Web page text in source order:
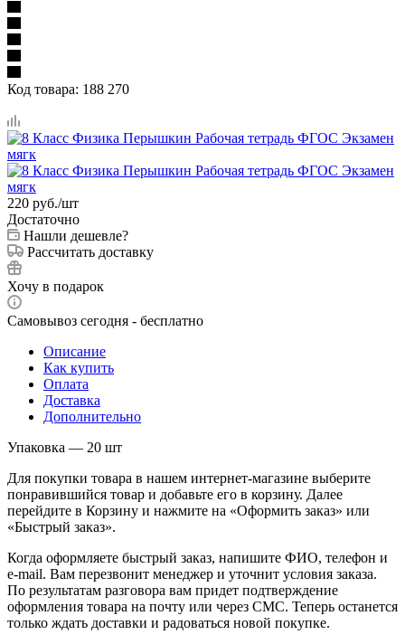
Код товара: 188 270
220 руб./шт
Достаточно
Нашли дешевле?
Рассчитать доставку
Хочу в подарок
Самовывоз сегодня - бесплатно
Описание
Как купить
Оплата
Доставка
Дополнительно
Упаковка — 20 шт
Для покупки товара в нашем интернет-магазине выберите
понравившийся товар и добавьте его в корзину. Далее
перейдите в Корзину и нажмите на «Оформить заказ» или
«Быстрый заказ».
Когда оформляете быстрый заказ, напишите ФИО, телефон и
e-mail. Вам перезвонит менеджер и уточнит условия заказа.
По результатам разговора вам придет подтверждение
оформления товара на почту или через СМС. Теперь останется
только ждать доставки и радоваться новой покупке.